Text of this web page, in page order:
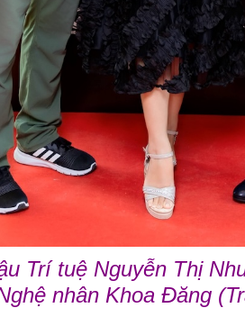
Trí tuệ Nguyễn Thị
nhân Khoa Đăng